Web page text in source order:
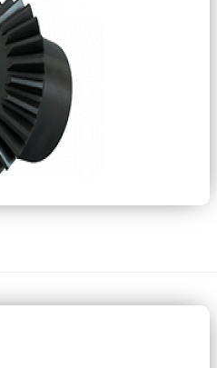
Ver Mais